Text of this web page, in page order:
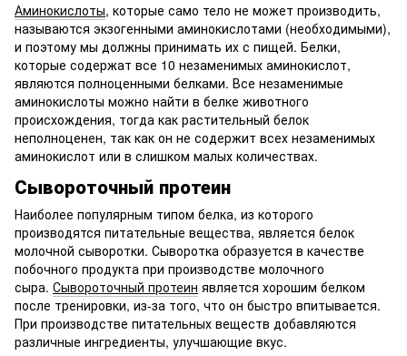
Аминокислоты, которые само тело не может производить,
называются экзогенными аминокислотами (необходимыми),
и поэтому мы должны принимать их с пищей. Белки,
которые содержат все 10 незаменимых аминокислот,
являются полноценными белками. Все незаменимые
аминокислоты можно найти в белке животного
происхождения, тогда как растительный белок
неполноценен, так как он не содержит всех незаменимых
аминокислот или в слишком малых количествах.
Сывороточный протеин
Наиболее популярным типом белка, из которого
производятся питательные вещества, является белок
молочной сыворотки. Сыворотка образуется в качестве
побочного продукта при производстве молочного
сыра. Сывороточный протеин является хорошим белком
после тренировки, из-за того, что он быстро впитывается.
При производстве питательных веществ добавляются
различные ингредиенты, улучшающие вкус.